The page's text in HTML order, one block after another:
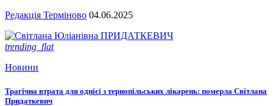
Редакція Терміново 04.06.2025
trending_flat
Новини
Трагічна втрата для однієї з тернопільських лікарень: померла Світлана
Придаткевич